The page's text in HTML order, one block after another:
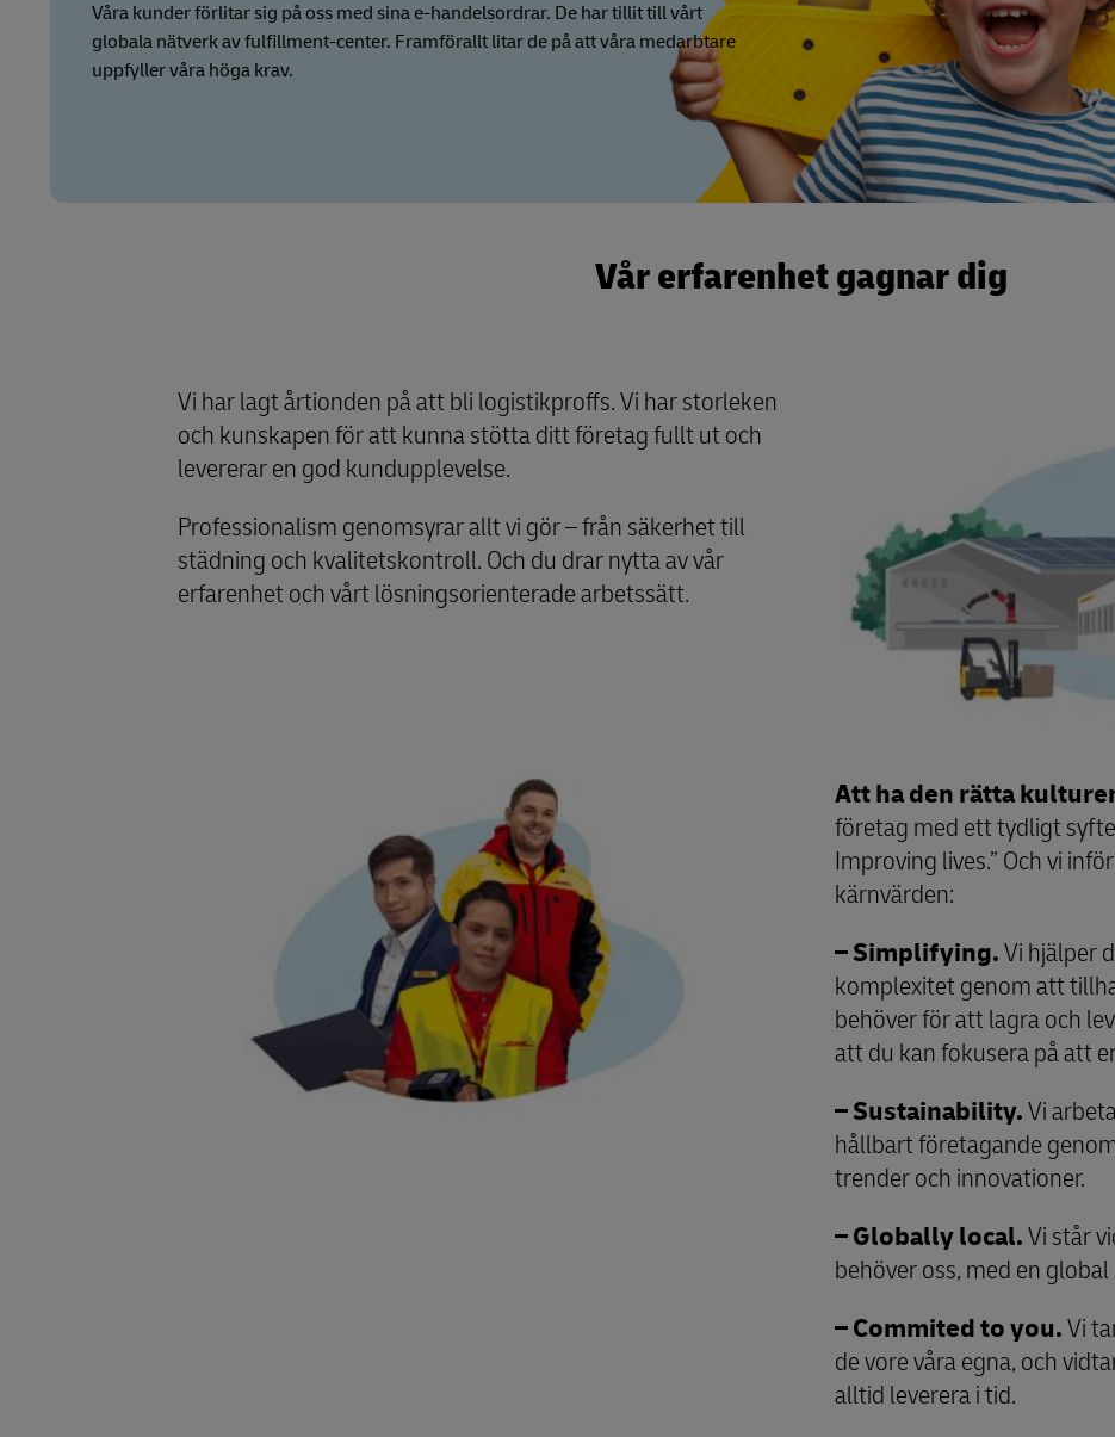
Våra kunder förlitar sig på oss med sina e-handelsordrar. De har tillit till vårt
globala nätverk av fulfillment-center. Framförallt litar de på att våra medarbtare
uppfyller våra höga krav.
Vår erfarenhet gagnar dig
Vi har lagt årtionden på att bli logistikproffs. Vi har storleken
och kunskapen för att kunna stötta ditt företag fullt ut och
levererar en god kundupplevelse.
Professionalism genomsyrar allt vi gör – från säkerhet till
städning och kvalitetskontroll. Och du drar nytta av vår
erfarenhet och vårt lösningsorienterade arbetssätt.
Att ha den rätta
företag med ett tydligt
Improving lives.” Och vi
kärnvärden:
– Simplifying.Vi hjälper
komplexitet genom att
behöver för att lagra och
att du kan fokusera på att
– Sustainability.Vi
hållbart företagande
trender och innovationer.
– Globally local.Vi står
behöver oss, med en
– Commited to you.Vi
de vore våra egna, och
alltid leverera i tid.